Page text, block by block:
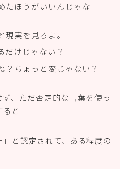
たほうがいいんじゃな
実を見ろよ。
だけじゃない？
？ちょっと変じゃない？
、ただ否定的な言葉を使っ
と
」と認定されて、ある程度の